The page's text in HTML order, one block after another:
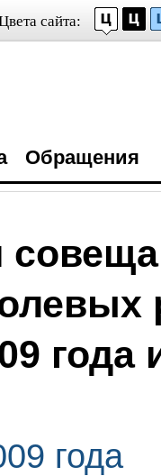
сайта:
Обращения
года
года